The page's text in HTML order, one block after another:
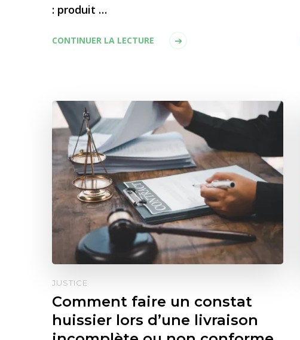
: produit …
CONTINUER LA LECTURE
JUSTICE
Comment faire un constat
huissier lors d’une livraison